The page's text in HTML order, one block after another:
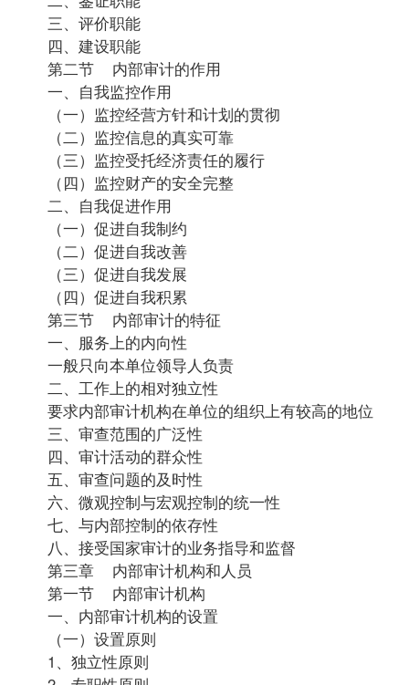
三、评价职能
四、建设职能
第二节 内部审计的作用
一、自我监控作用
（一）监控经营方针和计划的贯彻
（二）监控信息的真实可靠
（三）监控受托经济责任的履行
（四）监控财产的安全完整
二、自我促进作用
（一）促进自我制约
（二）促进自我改善
（三）促进自我发展
（四）促进自我积累
第三节 内部审计的特征
一、服务上的内向性
一般只向本单位领导人负责
二、工作上的相对独立性
要求内部审计机构在单位的组织上有较高的地位
三、审查范围的广泛性
四、审计活动的群众性
五、审查问题的及时性
六、微观控制与宏观控制的统一性
七、与内部控制的依存性
八、接受国家审计的业务指导和监督
第三章 内部审计机构和人员
第一节 内部审计机构
一、内部审计机构的设置
（一）设置原则
1、独立性原则